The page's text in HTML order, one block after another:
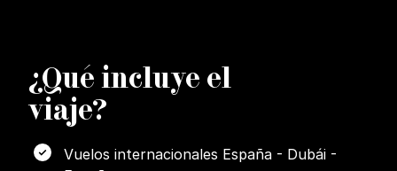
¿Qué incluye el
viaje?
Vuelos internacionales España - Dubái -